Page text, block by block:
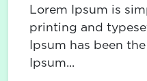
Lorem Ipsum is
printing and
Ipsum has been
Ipsum...